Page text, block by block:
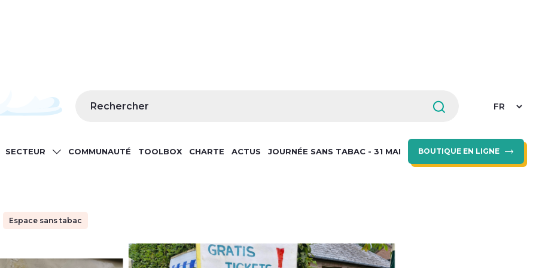
Select
SECTEUR COMMUNAUTÉ TOOLBOX CHARTE ACTUS JOURNÉE SANS TABAC - 31 MAI BOUTIQUE EN LIGNE
Espace sans tabac